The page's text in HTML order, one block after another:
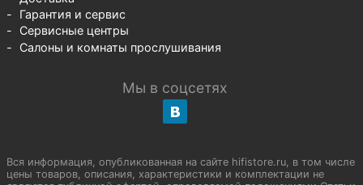
Гарантия и сервис
Сервисные центры
Салоны и комнаты прослушивания
Мы в соцсетях
Вся информация, опубликованная на сайте hifistore.ru, в том числе
цены товаров, описания, характеристики и комплектации не